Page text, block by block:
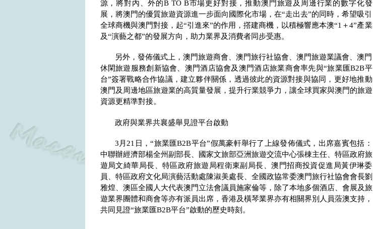
源，將對內、外的B TO B市場更好對接，推動澳門旅遊及周邊行業的數字化發
展，將澳門的優質旅遊資源進一步面向國際化市場，在“走出去”的同時，希望吸引
全球商機與澳門對接，起“引進來”的作用，撘建商機，以積極響應本澳“1 ＋4”產業
及“演藝之都”的發展方向，助力業界及消費者同步受惠。
另外，發佈儀式上，澳門旅遊商會、澳門旅行社協會、澳門旅遊業議會、澳門
休閑旅遊服務創新協會、澳門酒店協會及澳門酒店旅業商會率先與“旅業匯B2B平
台”簽署戰略合作協議，建立夥伴關係，透過彼此的資源對接與協同，更好地推動
澳門及周邊地區旅遊業的高質量發展，提升行業競爭力，讓全球買家與澳門的旅遊
資源更精準對接。
政府與業界共襄盛舉見證平台啟動
3 月 21 日，“旅業匯B2B平台”假萬豪軒舉行了上線發佈儀式，出席嘉賓包括：
中聯辦經濟部楊全州副部長、國家文旅部亞洲旅遊交流中心張棟主任、特區政府旅
遊局文綺華局長、特區政府旅遊局程衛東副局長、澳門招商投資促進局黃伊琳委
員、特區政府文化局演藝活動處陳淑美處長、全國政協常委澳門旅行社協會會長劉
雅煌、澳區全國人大代表澳門立法會議員施家倫等，除了本地多個酒店、會展及旅
遊業界團體和商會等亦有派員出席，香港及橫琴業界亦有相關界別人員蒞澳支持，
共同見證“旅業匯B2B平台”啟動的歷史時刻。